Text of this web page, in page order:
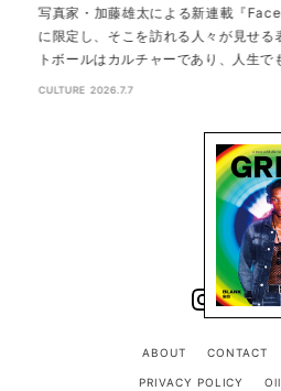
写真家・加藤雄太による新連載『
に限定し、そこを訪れる人々が見せる
トボールはカルチャーであり、人生で
CULTURE2026.7.7
ABOUT CONTACT
PRIVACY POLICY